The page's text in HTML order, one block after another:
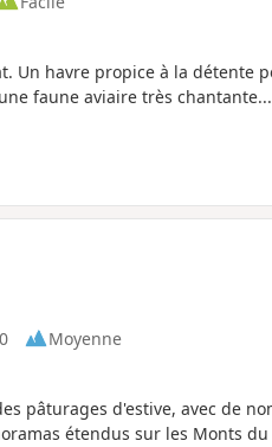
Un havre propice à la détente
faune aviaire très
Moyenne
pâturages d'estive, avec de
étendus sur les Monts du